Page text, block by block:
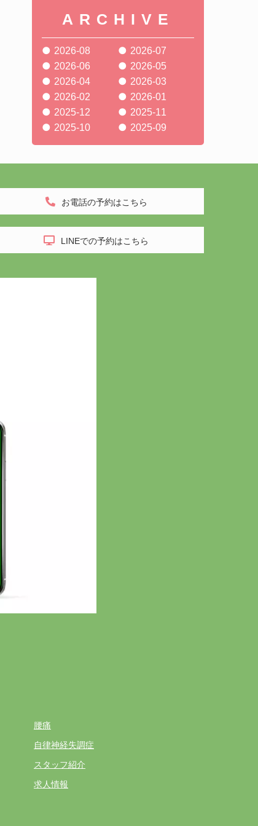
ARCHIVE
2026-08
2026-07
2026-06
2026-05
2026-04
2026-03
2026-02
2026-01
2025-12
2025-11
2025-10
2025-09
お電話の予約はこちら
LINEでの予約はこちら
腰痛
自律神経失調症
スタッフ紹介
求人情報